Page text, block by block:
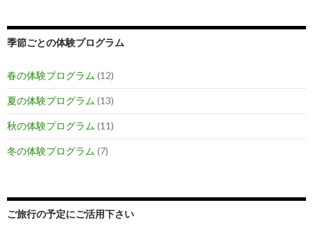
季節ごとの体験プログラム
春の体験プログラム (12)
夏の体験プログラム (13)
秋の体験プログラム (11)
冬の体験プログラム (7)
ご旅行の予定にご活用下さい